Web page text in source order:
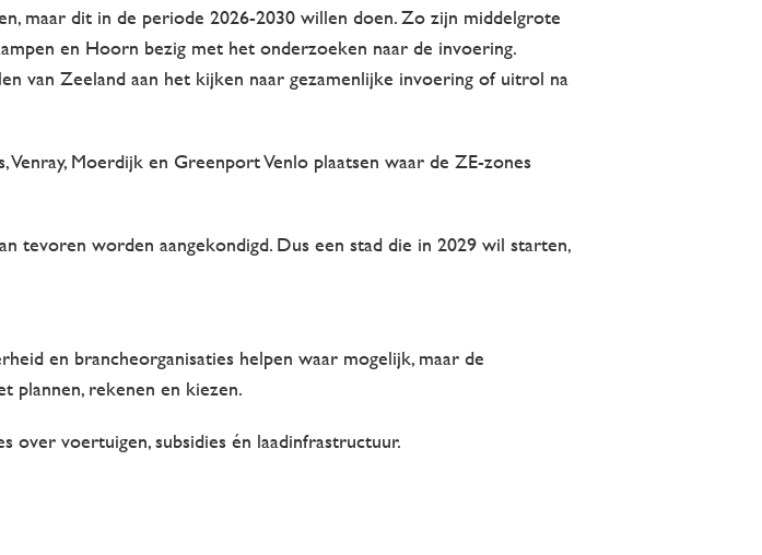
maar dit in de periode 2026-2030 willen doen. Zo zijn middelgrote
en Hoorn bezig met het onderzoeken naar de invoering.
van Zeeland aan het kijken naar gezamenlijke invoering of uitrol na
Moerdijk en Greenport Venlo plaatsen waar de ZE-zones
tevoren worden aangekondigd. Dus een stad die in 2029 wil starten,
en brancheorganisaties helpen waar mogelijk, maar de
plannen, rekenen en kiezen.
over voertuigen, subsidies én laadinfrastructuur.